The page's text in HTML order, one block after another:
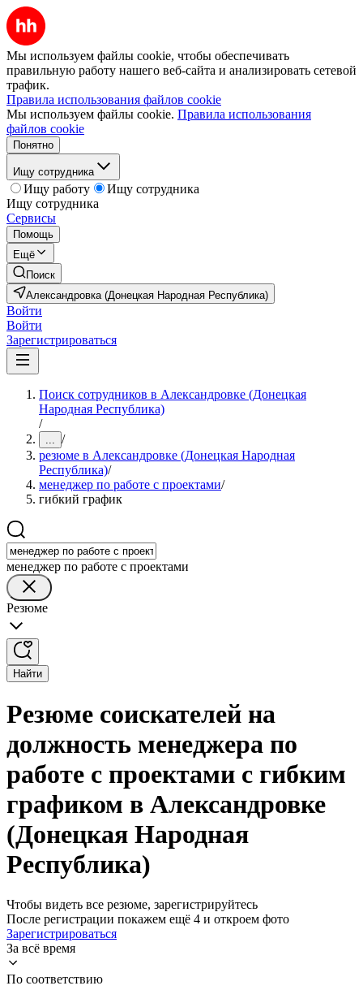
Мы используем файлы cookie, чтобы обеспечивать
правильную работу нашего веб-сайта и анализировать сетевой
трафик.
Правила использования файлов cookie
Мы используем файлы cookie. Правила использования
файлов cookie
Понятно
Ищу сотрудника
Ищу работу
Ищу сотрудника
Ищу сотрудника
Сервисы
Помощь
Ещё
Поиск
Александровка (Донецкая Народная Республика)
Войти
Войти
Зарегистрироваться
Поиск сотрудников в Александровке (Донецкая
Народная Республика)
/
... /
резюме в Александровке (Донецкая Народная
Республика)/
менеджер по работе с проектами/
гибкий график
менеджер по работе с проектами
Резюме
Найти
Резюме соискателей на
должность менеджера по
работе с проектами с гибким
графиком в Александровке
(Донецкая Народная
Республика)
Чтобы видеть все резюме, зарегистрируйтесь
После регистрации покажем ещё 4 и откроем фото
Зарегистрироваться
За всё время
По соответствию